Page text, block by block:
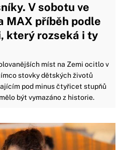
V sobotu ve
MAX příběh podle
který rozseká i ty
míst na Zemi ocitlo v
stovky dětských životů
pod minus čtyřicet stupňů
být vymazáno z historie.